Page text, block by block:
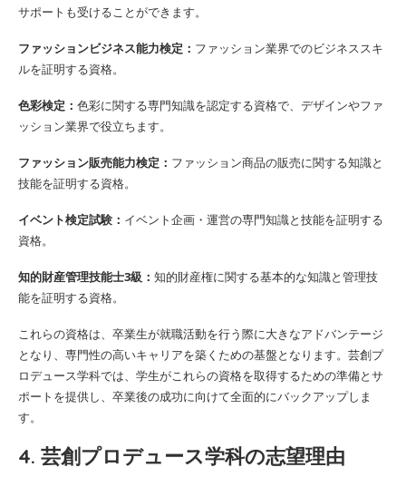
サポートも受けることができます。
ファッションビジネス能力検定： ファッション業界でのビジネススキ
ルを証明する資格。
色彩検定： 色彩に関する専門知識を認定する資格で、デザインやファ
ッション業界で役立ちます。
ファッション販売能力検定： ファッション商品の販売に関する知識と
技能を証明する資格。
イベント検定試験： イベント企画・運営の専門知識と技能を証明する
資格。
知的財産管理技能士3級： 知的財産権に関する基本的な知識と管理技
能を証明する資格。
これらの資格は、卒業生が就職活動を行う際に大きなアドバンテージ
となり、専門性の高いキャリアを築くための基盤となります。芸創プ
ロデュース学科では、学生がこれらの資格を取得するための準備とサ
ポートを提供し、卒業後の成功に向けて全面的にバックアップしま
す。
4. 芸創プロデュース学科の志望理由